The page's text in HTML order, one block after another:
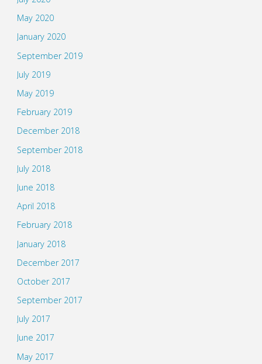
May 2020
January 2020
September 2019
July 2019
May 2019
February 2019
December 2018
September 2018
July 2018
June 2018
April 2018
February 2018
January 2018
December 2017
October 2017
September 2017
July 2017
June 2017
May 2017